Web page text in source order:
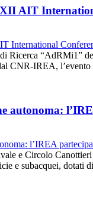
AIT
Ricerca “AdRMi1”
CNR-IREA,
autonoma:
e Circolo
e subacquei, dotati